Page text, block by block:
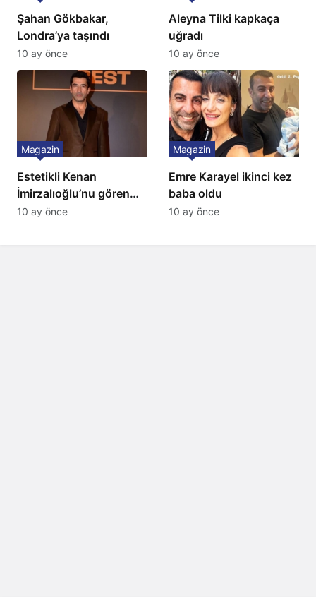
Şahan Gökbakar,
Londra’ya taşındı
10 ay önce
Aleyna Tilki kapkaça
uğradı
10 ay önce
Estetikli Kenan
İmirzalıoğlu’nu gören
tanıyamıyor: Son hali
Magazin
10 ay önce
Emre Karayel ikinci kez
baba oldu
Magazin
10 ay önce